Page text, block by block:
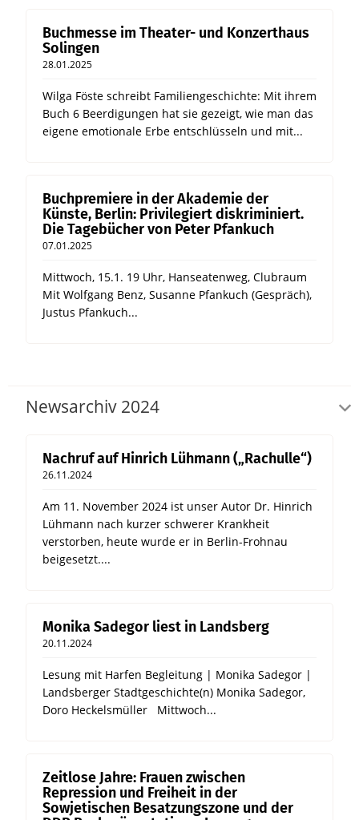
Buchmesse im Theater- und Konzerthaus
Solingen
28.01.2025
Wilga Föste schreibt Familiengeschichte: Mit ihrem
Buch 6 Beerdigungen hat sie gezeigt, wie man das
eigene emotionale Erbe entschlüsseln und mit...
Buchpremiere in der Akademie der
Künste, Berlin: Privilegiert diskriminiert.
Die Tagebücher von Peter Pfankuch
07.01.2025
Mittwoch, 15.1. 19 Uhr, Hanseatenweg, Clubraum
Mit Wolfgang Benz, Susanne Pfankuch (Gespräch),
Justus Pfankuch...
Newsarchiv 2024
Nachruf auf Hinrich Lühmann („Rachulle“)
26.11.2024
Am 11. November 2024 ist unser Autor Dr. Hinrich
Lühmann nach kurzer schwerer Krankheit
verstorben, heute wurde er in Berlin-Frohnau
beigesetzt....
Monika Sadegor liest in Landsberg
20.11.2024
Lesung mit Harfen Begleitung | Monika Sadegor |
Landsberger Stadtgeschichte(n) Monika Sadegor,
Doro Heckelsmüller Mittwoch...
Zeitlose Jahre: Frauen zwischen
Repression und Freiheit in der
Sowjetischen Besatzungszone und der